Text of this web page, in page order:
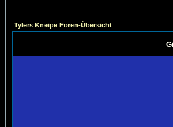
Tylers Kneipe Foren-Übersicht